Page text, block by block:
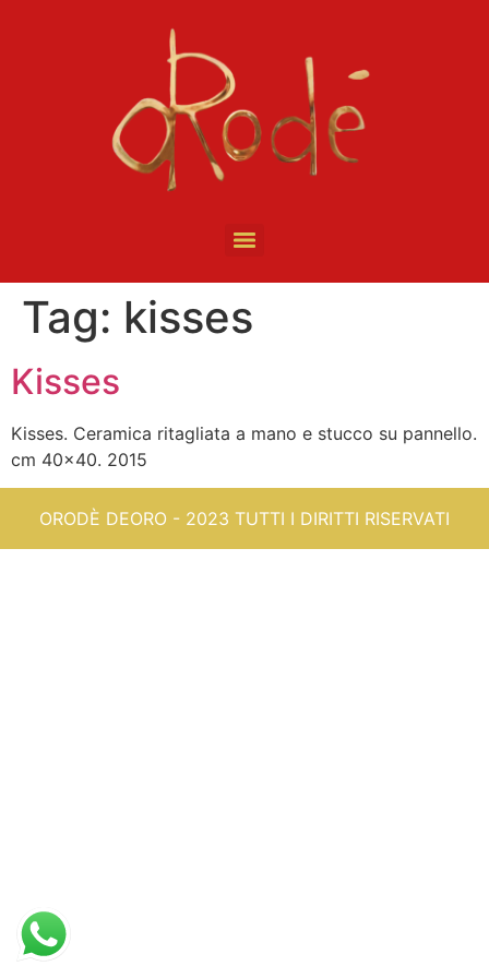
Tag: kisses
Kisses
Kisses. Ceramica ritagliata a mano e stucco su pannello.
cm 40×40. 2015
ORODÈ DEORO - 2023 TUTTI I DIRITTI RISERVATI